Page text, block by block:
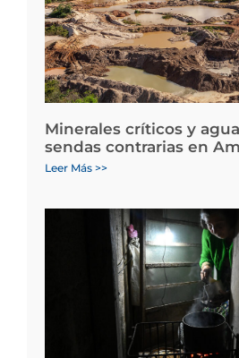
Minerales críticos y
sendas contrarias en
Leer Más >>